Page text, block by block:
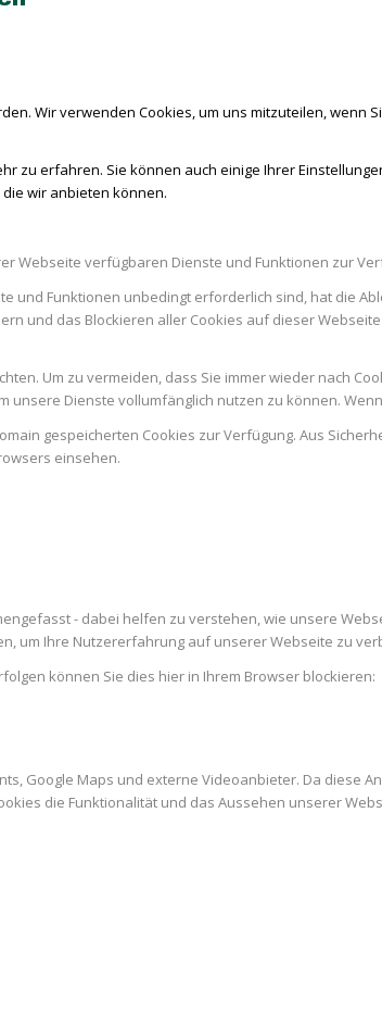
Wir verwenden Cookies, um uns mitzuteilen,
zu erfahren. Sie können auch einige Ihrer
wir anbieten können.
Webseite verfügbaren Dienste und Funktionen zur
und Funktionen unbedingt erforderlich sind, hat die
und das Blockieren aller Cookies auf dieser
Um zu vermeiden, dass Sie immer wieder nach
Dienste vollumfänglich nutzen zu können.
gespeicherten Cookies zur Verfügung. Aus
einsehen.
- dabei helfen zu verstehen, wie unsere
um Ihre Nutzererfahrung auf unserer Webseite zu
können Sie dies hier in Ihrem Browser blockieren:
Google Maps und externe Videoanbieter. Da diese
die Funktionalität und das Aussehen unserer